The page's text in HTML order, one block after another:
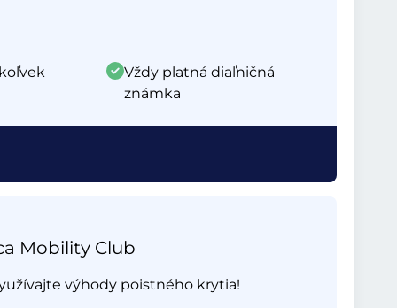
Vždy platná diaľničná
známka
Mobility Club
výhody poistného krytia!